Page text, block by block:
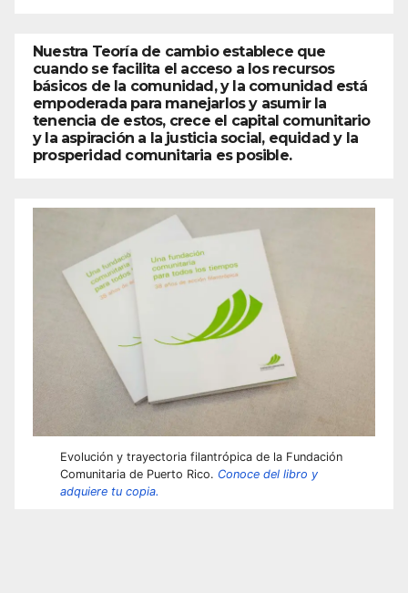
Nuestra Teoría de cambio establece que
cuando se facilita el acceso a los recursos
básicos de la comunidad, y la comunidad está
empoderada para manejarlos y asumir la
tenencia de estos, crece el capital comunitario
y la aspiración a la justicia social, equidad y la
prosperidad comunitaria es posible.
Evolución y trayectoria filantrópica de la Fundación
Comunitaria de Puerto Rico. Conoce del libro y
adquiere tu copia.